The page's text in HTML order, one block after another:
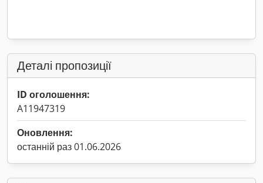
Деталі пропозиції
ID оголошення:
A11947319
Оновлення:
останній раз 01.06.2026